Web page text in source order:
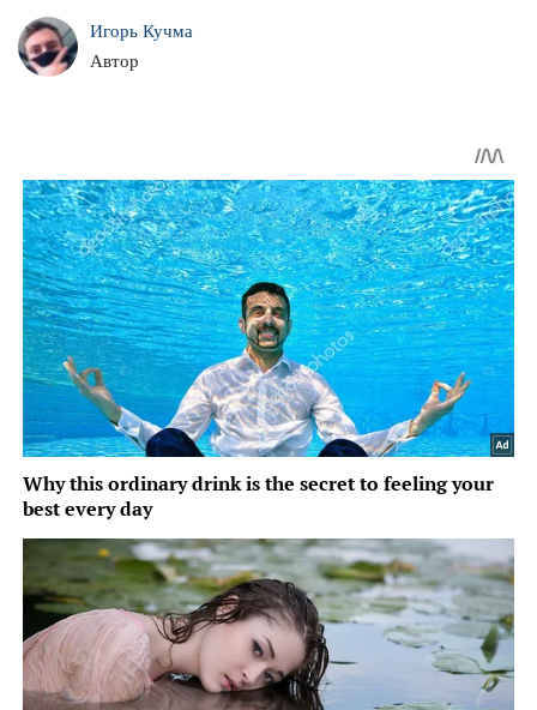
Игорь Кучма
Автор